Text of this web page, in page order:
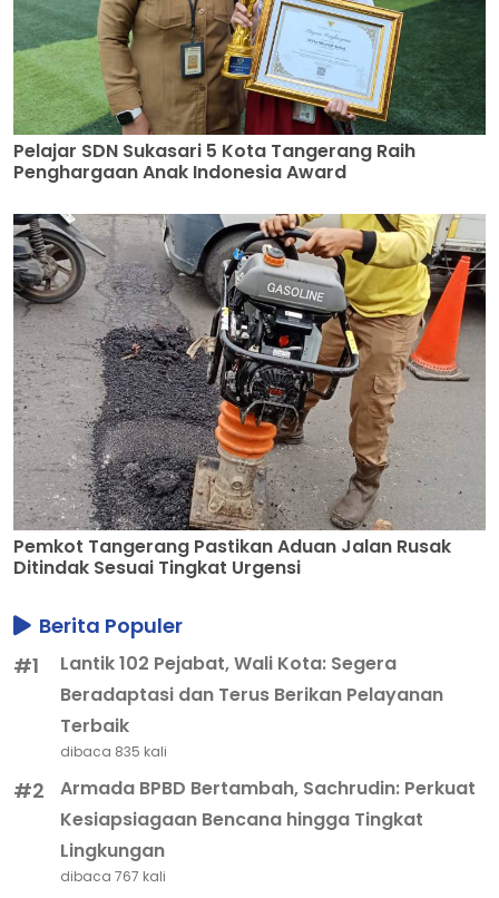
Pelajar SDN Sukasari 5 Kota Tangerang Raih
Penghargaan Anak Indonesia Award
Pemkot Tangerang Pastikan Aduan Jalan Rusak
Ditindak Sesuai Tingkat Urgensi
Berita Populer
#1
Lantik 102 Pejabat, Wali Kota: Segera
Beradaptasi dan Terus Berikan Pelayanan
Terbaik
dibaca 835 kali
#2
Armada BPBD Bertambah, Sachrudin: Perkuat
Kesiapsiagaan Bencana hingga Tingkat
Lingkungan
dibaca 767 kali